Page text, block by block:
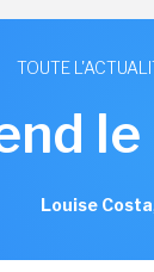
TOUTE
Louise Costa,